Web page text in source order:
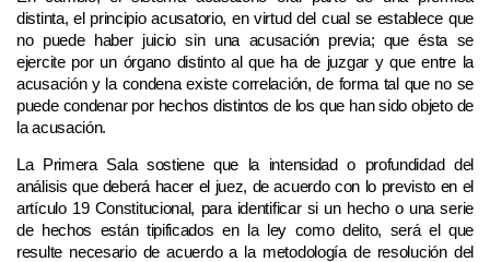
distinta, el principio acusatorio, en virtud del cual se establece que
no puede haber juicio sin una acusación previa; que ésta se
ejercite por un órgano distinto al que ha de juzgar y que entre la
acusación y la condena existe correlación, de forma tal que no se
puede condenar por hechos distintos de los que han sido objeto de
la acusación.
La Primera Sala sostiene que la intensidad o profundidad del
análisis que deberá hacer el juez, de acuerdo con lo previsto en el
artículo 19 Constitucional, para identificar si un hecho o una serie
de hechos están tipificados en la ley como delito, será el que
resulte necesario de acuerdo a la metodología de resolución del